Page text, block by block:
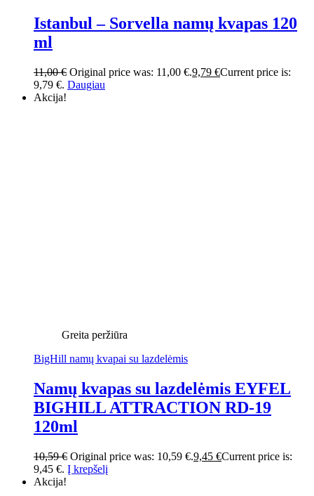
Istanbul – Sorvella namų kvapas 120
ml
11,00€ Original price was: 11,00 €.9,79 €Current price is:
9,79 €. Daugiau
Akcija!
Greita peržiūra
BigHill namų kvapai su lazdelėmis
Namų kvapas su lazdelėmis EYFEL
BIGHILL ATTRACTION RD-19
120ml
10,59€ Original price was: 10,59 €.9,45 €Current price is:
9,45 €. Į krepšelį
Akcija!